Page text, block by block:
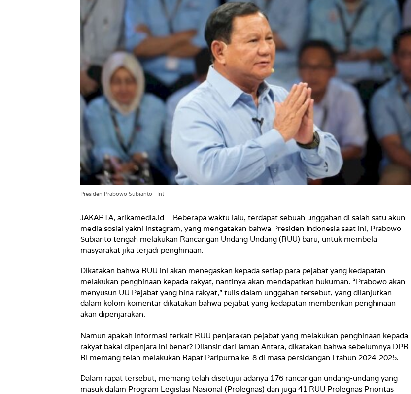
Presiden Prabowo Subianto - Int
JAKARTA, arikamedia.id – Beberapa waktu lalu, terdapat sebuah unggahan di salah satu akun
media sosial yakni Instagram, yang mengatakan bahwa Presiden Indonesia saat ini, Prabowo
Subianto tengah melakukan Rancangan Undang Undang (RUU) baru, untuk membela
masyarakat jika terjadi penghinaan.
Dikatakan bahwa RUU ini akan menegaskan kepada setiap para pejabat yang kedapatan
melakukan penghinaan kepada rakyat, nantinya akan mendapatkan hukuman. “Prabowo akan
menyusun UU Pejabat yang hina rakyat,” tulis dalam unggahan tersebut, yang dilanjutkan
dalam kolom komentar dikatakan bahwa pejabat yang kedapatan memberikan penghinaan
akan dipenjarakan.
Namun apakah informasi terkait RUU penjarakan pejabat yang melakukan penghinaan kepada
rakyat bakal dipenjara ini benar? Dilansir dari laman Antara, dikatakan bahwa sebelumnya DPR
RI memang telah melakukan Rapat Paripurna ke-8 di masa persidangan I tahun 2024-2025.
Dalam rapat tersebut, memang telah disetujui adanya 176 rancangan undang-undang yang
masuk dalam Program Legislasi Nasional (Prolegnas) dan juga 41 RUU Prolegnas Prioritas